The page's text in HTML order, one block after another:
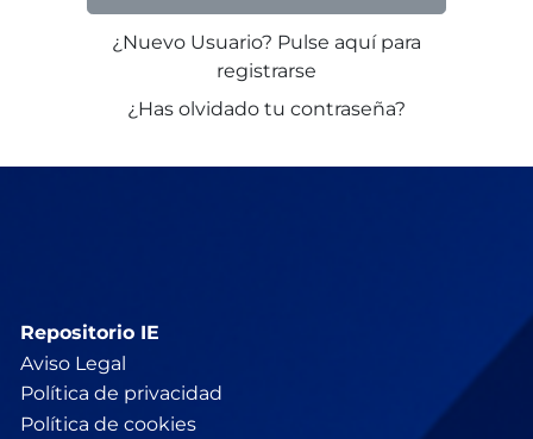
¿Nuevo Usuario? Pulse aquí para
registrarse
¿Has olvidado tu contraseña?
Repositorio IE
Aviso Legal
Política de privacidad
Política de cookies